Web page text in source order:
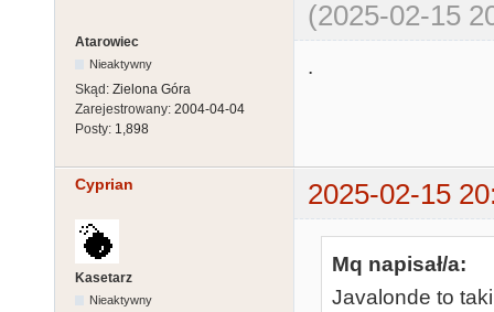
(2025-02-15
Atarowiec
Nieaktywny
Skąd: Zielona Góra
Zarejestrowany: 2004-04-04
Posty: 1,898
.
Cyprian 2025-02-15
Kasetarz
Nieaktywny
Mq napisał/a:
Javalonde to